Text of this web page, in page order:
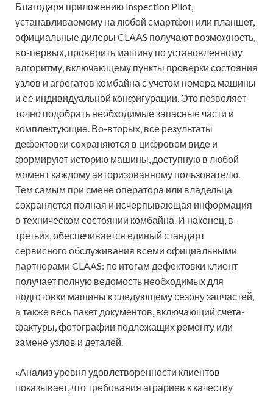
Благодаря приложению Inspection Pilot,
устанавливаемому на любой смартфон или планшет,
официальные дилеры CLAAS получают возможность,
во-первых, проверить машину по установленному
алгоритму, включающему пункты проверки состояния
узлов и агрегатов комбайна с учетом номера машины
и ее индивидуальной конфигурации. Это позволяет
точно подобрать необходимые запасные части и
комплектующие. Во-вторых, все результаты
дефектовки сохраняются в цифровом виде и
формируют историю машины, доступную в любой
момент каждому авторизованному пользователю.
Тем самым при смене оператора или владельца
сохраняется полная и исчерпывающая информация
о техническом состоянии комбайна. И наконец, в-
третьих, обеспечивается единый стандарт
сервисного обслуживания всеми официальными
партнерами CLAAS: по итогам дефектовки клиент
получает полную ведомость необходимых для
подготовки машины к следующему сезону запчастей,
а также весь пакет документов, включающий счета-
фактуры, фотографии подлежащих ремонту или
замене узлов и деталей.
«Анализ уровня удовлетворенности клиентов
показывает, что требования аграриев к качеству